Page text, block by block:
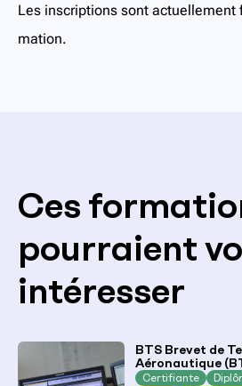
Les inscriptions sont actuellement
mation.
Ces
pourraient
intéresser
BTS Brevet de
Aéronautique
Certifiante